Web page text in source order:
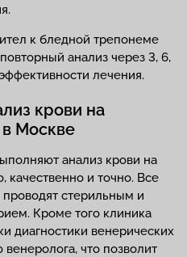
к бледной трепонеме
анализ через 3, 6,
лечения.
крови на
Москве
анализ крови на
и точно. Все
стерильным и
Кроме того клиника
диагностики венерических
что позволит